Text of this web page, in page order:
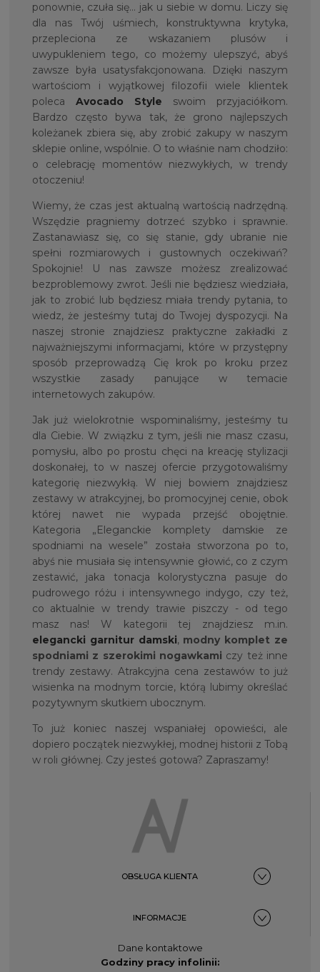
ponownie, czuła się… jak u siebie w domu. Liczy się
dla nas Twój uśmiech, konstruktywna krytyka,
przepleciona ze wskazaniem plusów i
uwypukleniem tego, co możemy ulepszyć, abyś
zawsze była usatysfakcjonowana. Dzięki naszym
wartościom i wyjątkowej filozofii wiele klientek
poleca
Avocado Style swoim przyjaciółkom.
Bardzo często bywa tak, że grono najlepszych
koleżanek zbiera się, aby zrobić zakupy w naszym
sklepie online, wspólnie. O to właśnie nam chodziło:
o celebrację momentów niezwykłych, w trendy
otoczeniu!
Wiemy, że czas jest aktualną wartością nadrzędną.
Wszędzie pragniemy dotrzeć szybko i sprawnie.
Zastanawiasz się, co się stanie, gdy ubranie nie
spełni rozmiarowych i gustownych oczekiwań?
Spokojnie! U nas zawsze możesz zrealizować
bezproblemowy zwrot. Jeśli nie będziesz wiedziała,
jak to zrobić lub będziesz miała trendy pytania, to
wiedz, że jesteśmy tutaj do Twojej dyspozycji. Na
naszej stronie znajdziesz praktyczne zakładki z
najważniejszymi informacjami, które w przystępny
sposób przeprowadzą Cię krok po kroku przez
wszystkie zasady panujące w temacie
internetowych zakupów.
Jak już wielokrotnie wspominaliśmy, jesteśmy tu
dla Ciebie. W związku z tym, jeśli nie masz czasu,
pomysłu, albo po prostu chęci na kreację stylizacji
doskonałej, to w naszej ofercie przygotowaliśmy
kategorię niezwykłą. W niej bowiem znajdziesz
zestawy w atrakcyjnej, bo promocyjnej cenie, obok
której nawet nie wypada przejść obojętnie.
Kategoria „Eleganckie komplety damskie ze
spodniami na wesele” została stworzona po to,
abyś nie musiała się intensywnie głowić, co z czym
zestawić, jaka tonacja kolorystyczna pasuje do
pudrowego różu i intensywnego indygo, czy też,
co aktualnie w trendy trawie piszczy - od tego
masz nas! W kategorii tej znajdziesz m.in.
elegancki garnitur damski, modny komplet ze
spodniami z szerokimi nogawkami czy też inne
trendy zestawy. Atrakcyjna cena zestawów to już
wisienka na modnym torcie, którą lubimy określać
pozytywnym skutkiem ubocznym.
To już koniec naszej wspaniałej opowieści, ale
dopiero początek niezwykłej, modnej historii z Tobą
w roli głównej. Czy jesteś gotowa? Zapraszamy!
OBSŁUGA KLIENTA
INFORMACJE
Dane kontaktowe
Godziny pracy infolinii: